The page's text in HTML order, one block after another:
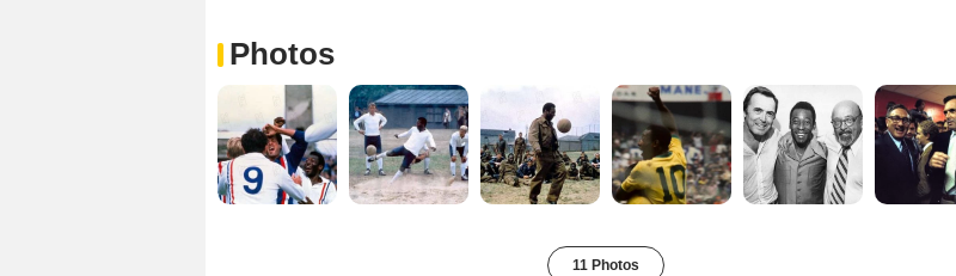
Photos
11 Photos